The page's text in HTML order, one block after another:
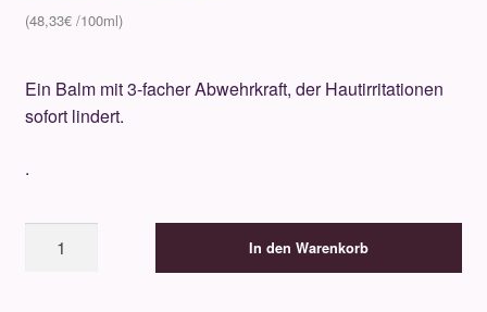
48,33€
Ein Balm mit 3-facher Abwehrkraft, der Hautirritationen
sofort lindert.
.
In den Warenkorb